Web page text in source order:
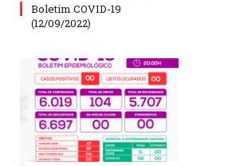
Boletim COVID-19
(12/09/2022)